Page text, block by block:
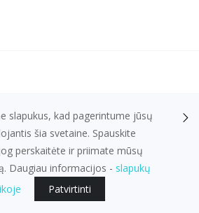
© 2026 ARIADNE.LT
nuomafronto.lt
slapukus, kad pagerintume jūsų
šia svetaine. Spauskite
perskaitėte ir priimate mūsų
Daugiau informacijos - slapukų
Patvirtinti